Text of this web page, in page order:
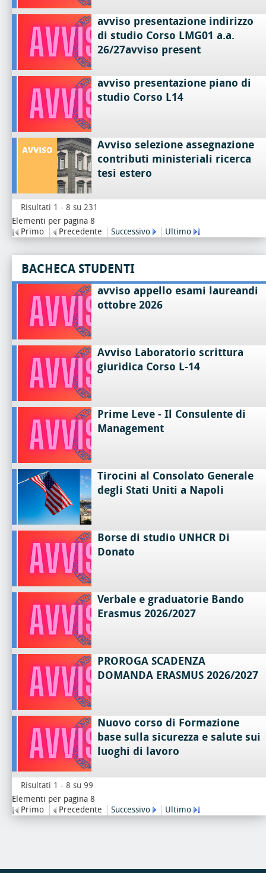
avviso presentazione indirizzo
di studio Corso LMG01 a.a.
26/27avviso present
avviso presentazione piano di
studio Corso L14
Avviso selezione assegnazione
contributi ministeriali ricerca
tesi estero
Risultati 1 - 8 su 231
Elementi per pagina 8
Primo
Precedente Successivo Ultimo
BACHECA STUDENTI
avviso appello esami laureandi
ottobre 2026
Avviso Laboratorio scrittura
giuridica Corso L-14
Prime Leve - Il Consulente di
Management
Tirocini al Consolato Generale
degli Stati Uniti a Napoli
Borse di studio UNHCR Di
Donato
Verbale e graduatorie Bando
Erasmus 2026/2027
PROROGA SCADENZA
DOMANDA ERASMUS 2026/2027
Nuovo corso di Formazione
base sulla sicurezza e salute sui
luoghi di lavoro
Risultati 1 - 8 su 99
Elementi per pagina 8
Primo
Precedente Successivo Ultimo